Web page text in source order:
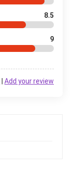
8.5
9
Add your review